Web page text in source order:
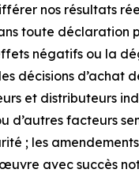
nos résultats
toute déclaration
négatifs ou la
décisions
et distributeurs
d’autres facteurs
; les
avec succès